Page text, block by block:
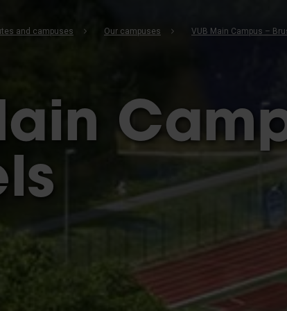
and campuses Our campuses VUB Main Campus –